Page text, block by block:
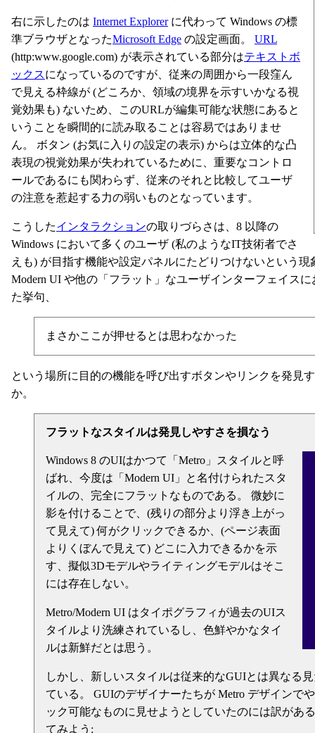
右に示したのは Internet Explorerに代わって Windows の標
準ブラウザとなったMicrosoft Edge の設定画面。 URL
(http:www.google.com) が表示されている部分はテキストボ
ックスになっているのですが、従来の周囲から一段窪ん
で見える枠線が (どころか、領域の境界を示すいかなる視
覚効果も) ないため、このURLが編集可能な状態にあると
いうことを瞬間的に読み取ることは容易ではありませ
ん。 ボタン (お気に入りの設定の表示) からは立体的な凸
表現の視覚効果が失われているために、重要なコントロ
ールであるにも関わらず、従来のそれと比較してユーザ
の注意を惹起する力の弱いものとなっています。
こうしたインタラクションの取りづらさは、8 以降の
Windows において多くのユーザ (私のようなIT技術者でさ
えも) が目指す機能や設定パネルにたどりつけないという
Modern UI や他の「フラット」なユーザインターフェイス
た挙句、
まさかここが押せるとは思わなかった
という場所に目的の機能を呼び出すボタンやリンクを発見
か。
フラットなスタイルは発見しやすさを損なう
Windows 8 のUIはかつて「Metro」スタイルと呼
ばれ、今度は「Modern UI」と名付けられたスタ
イルの、完全にフラットなものである。 微妙に
影を付けることで、(残りの部分より浮き上がっ
て見えて) 何がクリックできるか、(ページ表面
よりくぼんで見えて) どこに入力できるかを示
す、擬似3Dモデルやライティングモデルはそこ
には存在しない。
Metro/Modern UI はタイポグラフィが過去のUIス
タイルより洗練されているし、色鮮やかなタイ
ルは新鮮だとは思う。
しかし、新しいスタイルは従来的なGUIとは異なる
ている。 GUIのデザイナーたちが Metro デザインで
ック可能なものに見せようとしていたのには訳があ
てみよう: